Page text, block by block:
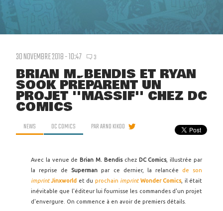
30 NOVEMBRE 2018 - 10:47 3
BRIAN M. BENDIS ET RYAN
SOOK PRÉPARENT UN
PROJET ''MASSIF'' CHEZ DC
COMICS
NEWS DC COMICS PARARNO KIKOO
Avec la venue de Brian M. Bendis chez DC Comics, illustrée par
la reprise de Supermanpar ce dernier, la relancée de son
imprint Jinxworld et du prochain imprintWonder Comics, il était
inévitable que l'éditeur lui fournisse les commandes d'un projet
d'envergure. On commence à en avoir de premiers détails.